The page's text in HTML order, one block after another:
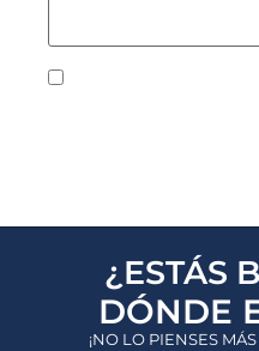
¿ESTÁS
DÓNDE
¡NO LO PIENSES MÁS